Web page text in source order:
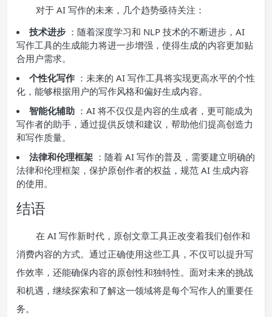
对于 AI 写作的未来，几个趋势亟待关注：
技术进步 ：随着深度学习和 NLP 技术的不断进步，AI
写作工具的生成能力将进一步增强，使得生成的内容更加贴
合用户需求。
个性化写作 ：未来的 AI 写作工具将实现更高水平的个性
化，能够根据用户的写作风格和偏好生成内容。
智能化辅助 ：AI 将不仅仅是内容的生成者，更可能成为
写作者的助手，通过提供反馈和建议，帮助他们提高创造力
和写作质量。
法律和伦理框架 ：随着 AI 写作的普及，需要建立明确的
法律和伦理框架，保护原创作者的权益，规范 AI 生成内容
的使用。
结语
在 AI 写作新时代，原创文章工具正改变着我们创作和
消费内容的方式。通过正确使用这些工具，不仅可以提升写
作效率，还能确保内容的原创性和独特性。面对未来的挑战
和机遇，继续探索和了解这一领域将是每个写作人的重要任
务。